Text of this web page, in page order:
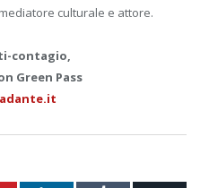
culturale e attore.
contagio,
Green Pass